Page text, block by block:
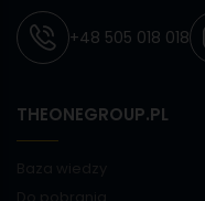
+48 505 018 018
THEONEGROUP.PL